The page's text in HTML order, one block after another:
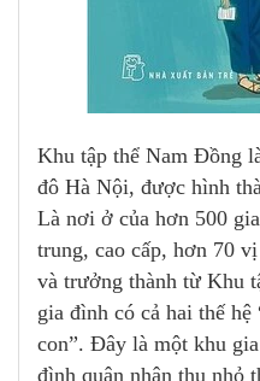
Khu tập thể Nam Đồng
đô Hà Nội, được hình
Là nơi ở của hơn 500
trung, cao cấp, hơn 70
và trưởng thành từ Khu
gia đình có cả hai thế
con”. Đây là một khu
đình quân nhân thu nhỏ